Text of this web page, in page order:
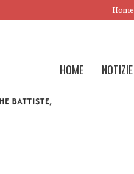
Home
HOME NOTIZIE